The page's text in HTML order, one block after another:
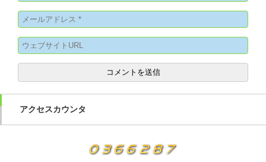
アクセスカウンタ